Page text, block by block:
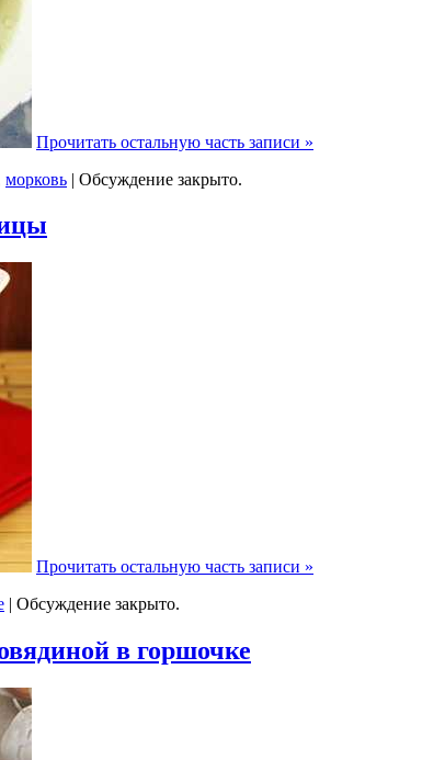
Прочитать остальную часть записи »
морковь | Обсуждение закрыто.
Прочитать остальную часть записи »
| Обсуждение закрыто.
в горшочке